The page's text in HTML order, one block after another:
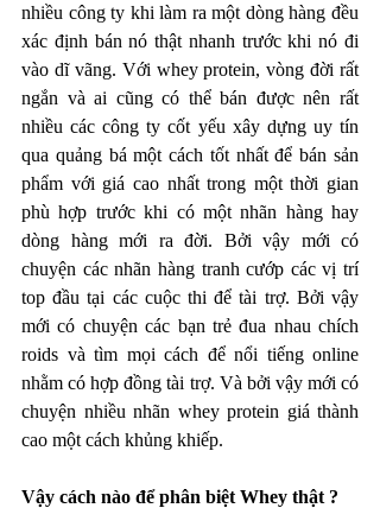
nhiều công ty khi làm ra một dòng hàng đều
xác định bán nó thật nhanh trước khi nó đi
vào dĩ vãng. Với whey protein, vòng đời rất
ngắn và ai cũng có thể bán được nên rất
nhiều các công ty cốt yếu xây dựng uy tín
qua quảng bá một cách tốt nhất để bán sản
phẩm với giá cao nhất trong một thời gian
phù hợp trước khi có một nhãn hàng hay
dòng hàng mới ra đời. Bởi vậy mới có
chuyện các nhãn hàng tranh cướp các vị trí
top đầu tại các cuộc thi để tài trợ. Bởi vậy
mới có chuyện các bạn trẻ đua nhau chích
roids và tìm mọi cách để nổi tiếng online
nhằm có hợp đồng tài trợ. Và bởi vậy mới có
chuyện nhiều nhãn whey protein giá thành
cao một cách khủng khiếp.
Vậy cách nào để phân biệt Whey thật ?